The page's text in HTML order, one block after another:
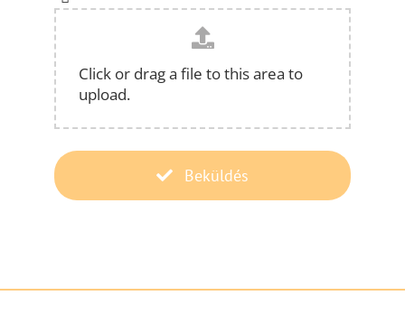
Click or drag a file to this area to
upload.
Beküldés